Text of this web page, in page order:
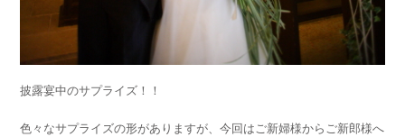
披露宴中のサプライズ！！
色々なサプライズの形がありますが、今回はご新婦様からご新郎様へ